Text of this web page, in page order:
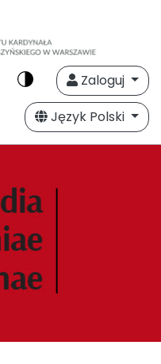
Zaloguj
Język Polski